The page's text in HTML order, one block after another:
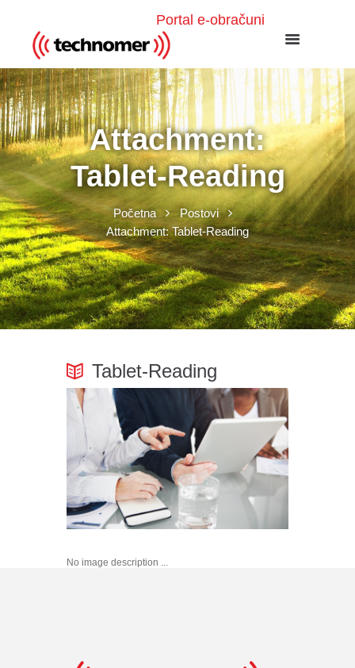
Portal e-obračuni
Attachment:
Tablet-Reading
Početna
Postovi
Attachment: Tablet-Reading
Tablet-Reading
No image description ...